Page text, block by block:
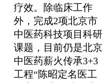
疗效。除临床工作
外，完成2项北京市
中医药科技项目科研
课题，目前仍是北京
中医药薪火传承3+3
工程“陈昭定名医工